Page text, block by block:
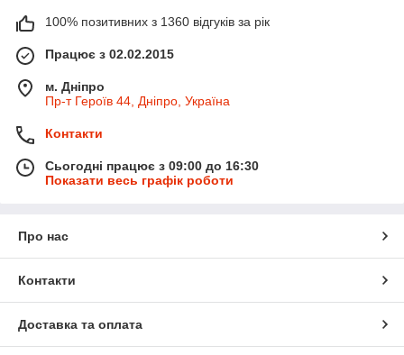
100% позитивних з 1360 відгуків за рік
Працює з 02.02.2015
м. Дніпро
Пр-т Героїв 44, Дніпро, Україна
Контакти
Сьогодні працює з 09:00 до 16:30
Показати весь графік роботи
Про нас
Контакти
Доставка та оплата